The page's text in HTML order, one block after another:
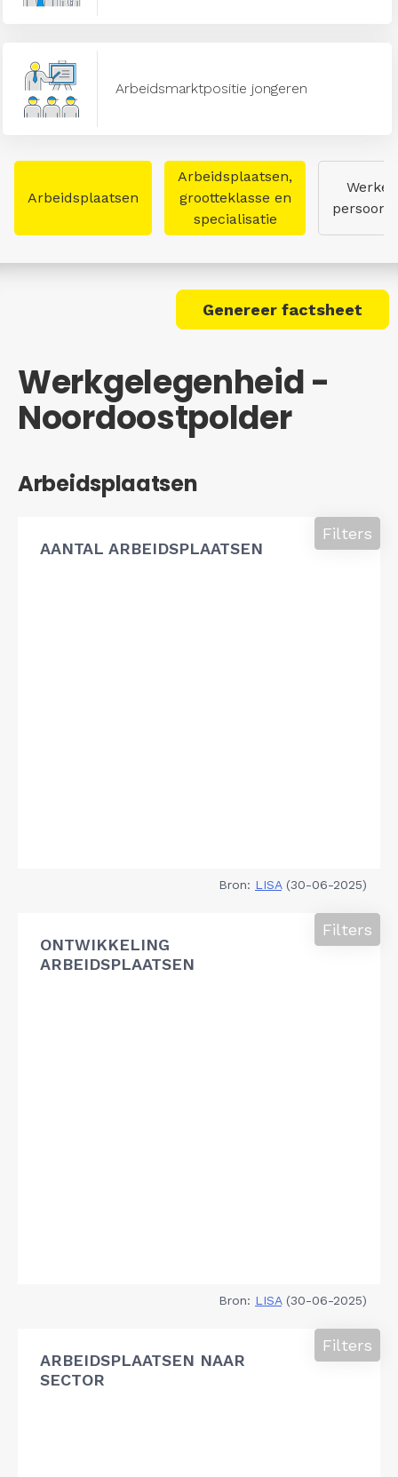
Arbeidsmarktpositie jongeren
Arbeidsplaatsen
Arbeidsplaatsen,
grootteklasse en
specialisatie
Genereer factsheet
Werkgelegenheid -
Noordoostpolder
Arbeidsplaatsen
AANTAL ARBEIDSPLAATSEN
Filters
Bron: LISA(30-06-2025)
ONTWIKKELING
ARBEIDSPLAATSEN
Filters
Bron: LISA(30-06-2025)
ARBEIDSPLAATSEN NAAR
SECTOR
Filters